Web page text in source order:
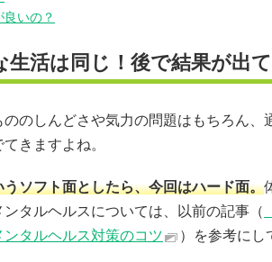
いの？
活は同じ！後で結果が出て
のしんどさや気力の問題はもちろん、
きますよね。
ソフト面としたら、今回はハード面。
タルヘルスについては、以前の記事（
タルヘルス対策のコツ
）を参考にし